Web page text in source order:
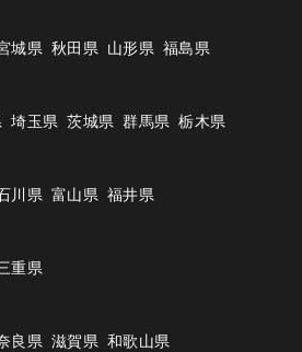
城県 秋田県 山形県 福島県
埼玉県 茨城県 群馬県 栃木県
川県 富山県 福井県
重県
良県 滋賀県 和歌山県